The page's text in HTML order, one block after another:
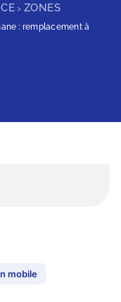
> ZONES
: remplacement à
mobile